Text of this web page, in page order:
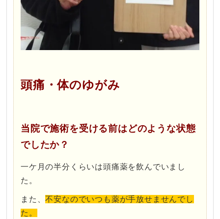
頭痛・体のゆがみ
当院で施術を受ける前はどのような状態
でしたか？
一ケ月の半分くらいは頭痛薬を飲んでいまし
た。
また、不安なのでいつも薬が手放せませんでし
た。